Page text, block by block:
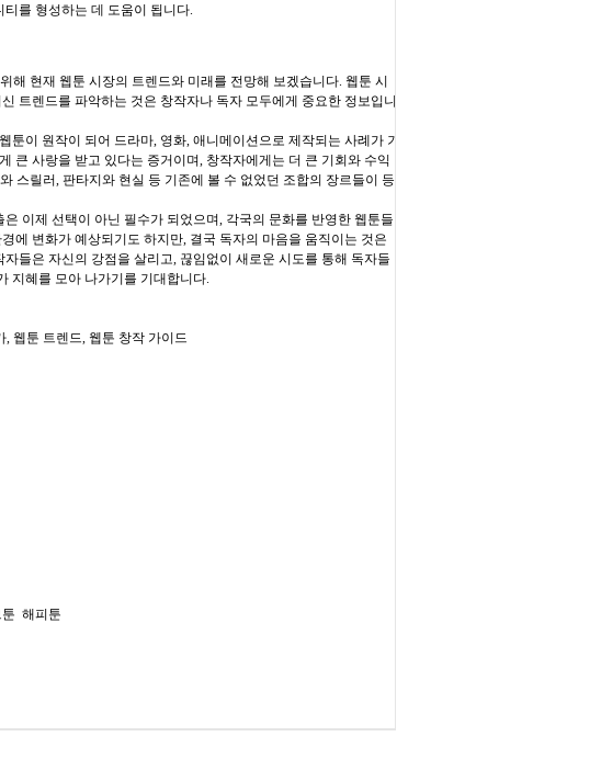
를 형성하는 데 도움이 됩니다.
해 현재 웹툰 시장의 트렌드와 미래를 전망해 보겠습니다. 웹툰 시
트렌드를 파악하는 것은 창작자나 독자 모두에게 중요한 정보입니
이 원작이 되어 드라마, 영화, 애니메이션으로 제작되는 사례가 기
큰 사랑을 받고 있다는 증거이며, 창작자에게는 더 큰 기회와 수익
스릴러, 판타지와 현실 등 기존에 볼 수 없었던 조합의 장르들이 등
이제 선택이 아닌 필수가 되었으며, 각국의 문화를 반영한 웹툰들
에 변화가 예상되기도 하지만, 결국 독자의 마음을 움직이는 것은
들은 자신의 강점을 살리고, 끊임없이 새로운 시도를 통해 독자들
지혜를 모아 나가기를 기대합니다.
웹툰 트렌드, 웹툰 창작 가이드
해피툰